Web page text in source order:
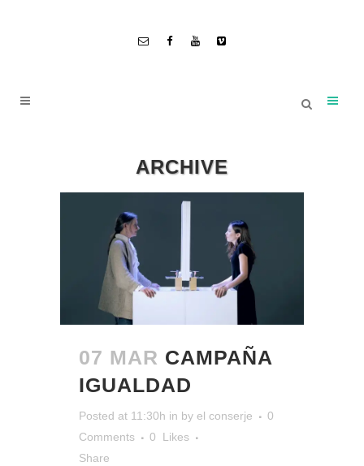
ARCHIVE
07 MAR CAMPAÑA
IGUALDAD
Posted at 11:30h in by el conserje
0
Comments
0
Likes
Share